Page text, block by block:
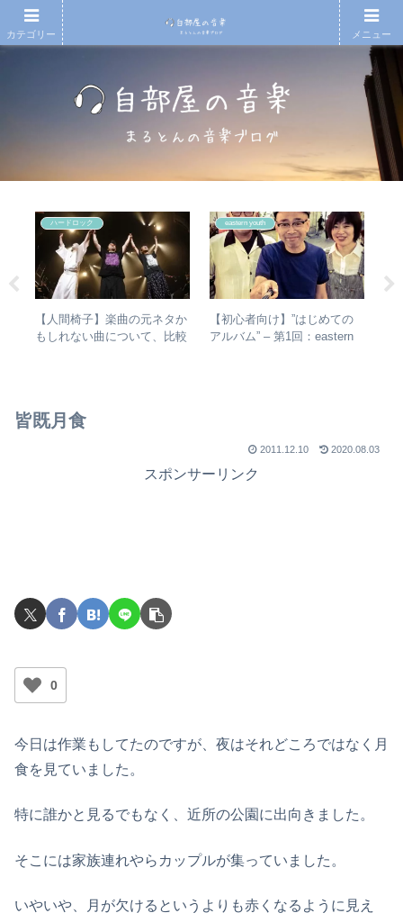
ハードロック
【人間椅子】楽曲の元ネタか
もしれない曲について、比較
eastern youth
【初心者向け】”はじめての
アルバム” – 第1回：eastern
皆既月食
2011.12.10 2020.08.03
スポンサーリンク
0
今日は作業もしてたのですが、夜はそれどころではなく月
食を見ていました。
特に誰かと見るでもなく、近所の公園に出向きました。
そこには家族連れやらカップルが集っていました。
いやいや、月が欠けるというよりも赤くなるように見え
カテゴリー メニュー